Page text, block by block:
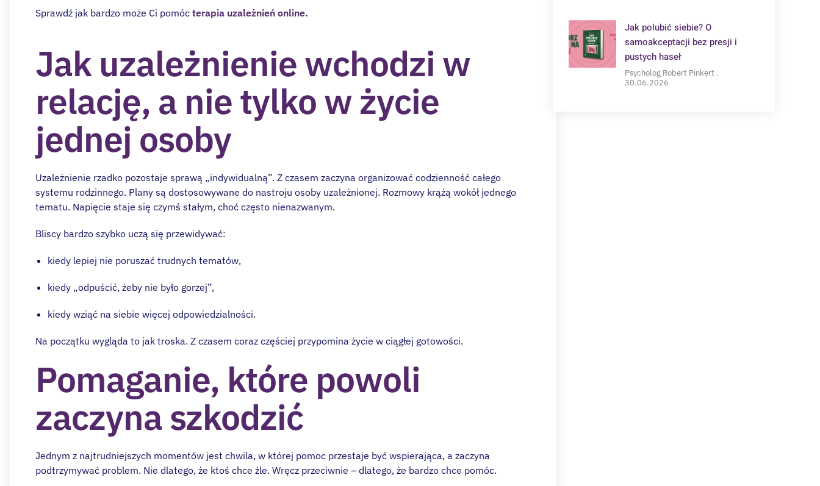
Sprawdź jak bardzo może Ci pomóc terapia uzależnień online.
Jak uzależnienie wchodzi w
relację, a nie tylko w życie
jednej osoby
Uzależnienie rzadko pozostaje sprawą „indywidualną”. Z czasem zaczyna organizować codzienność całego
systemu rodzinnego. Plany są dostosowywane do nastroju osoby uzależnionej. Rozmowy krążą wokół jednego
tematu. Napięcie staje się czymś stałym, choć często nienazwanym.
Bliscy bardzo szybko uczą się przewidywać:
kiedy lepiej nie poruszać trudnych tematów,
kiedy „odpuścić, żeby nie było gorzej”,
kiedy wziąć na siebie więcej odpowiedzialności.
Na początku wygląda to jak troska. Z czasem coraz częściej przypomina życie w ciągłej gotowości.
Pomaganie, które powoli
zaczyna szkodzić
Jednym z najtrudniejszych momentów jest chwila, w której pomoc przestaje być wspierająca, a zaczyna
podtrzymywać problem. Nie dlatego, że ktoś chce źle. Wręcz przeciwnie – dlatego, że bardzo chce pomóc.
Jak polubić siebie? O
samoakceptacji bez presji i
pustych haseł
Psycholog Robert Pinkert
30.06.2026